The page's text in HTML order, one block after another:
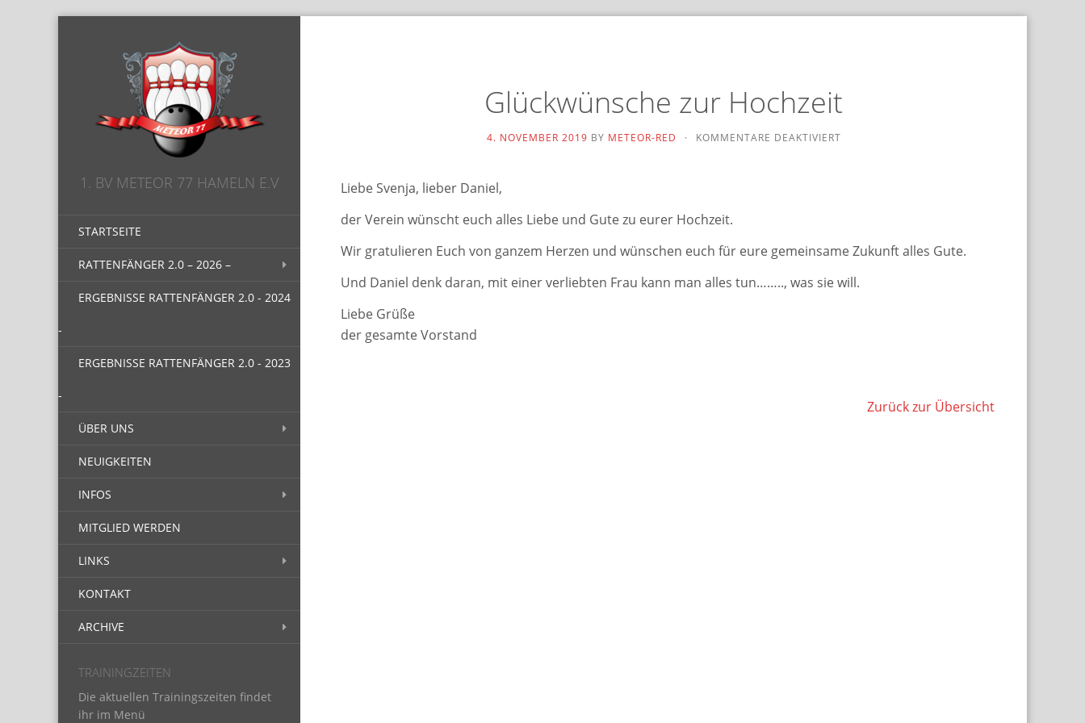
1. BV METEOR 77 HAMELN E.V
STARTSEITE
RATTENFÄNGER 2.0 – 2026 –
ERGEBNISSE RATTENFÄNGER 2.0 - 2024
-
ERGEBNISSE RATTENFÄNGER 2.0 - 2023
-
ÜBER UNS
NEUIGKEITEN
INFOS
MITGLIED WERDEN
LINKS
KONTAKT
ARCHIVE
TRAININGZEITEN
Die aktu­el­len Trainingszeiten fin­det
ihr im Menü
Glückwünsche zur Hochzeit
4. NOVEMBER 2019 BY METEOR-RED · KOMMENTARE DEAKTIVIERTFÜR
Liebe Svenja, lie­ber Daniel,
der Verein wünscht euch alles Liebe und Gute zu eurer Hochzeit.
Wir gra­tu­lie­ren Euch von gan­zem Herzen und wün­schen euch für eure gemein­sa­me Zukunft alles Gute.
Und Daniel denk dar­an, mit einer ver­lieb­ten Frau kann man alles tun…….., was sie will.
Liebe Grüße
der gesam­te Vorstand
Zurück zur Übersicht